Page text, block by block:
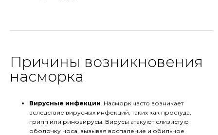
Причины возникновения
насморка
Вирусные инфекции. Насморк часто возникает
вследствие вирусных инфекций, таких как простуда,
грипп или риновирусы. Вирусы атакуют слизистую
оболочку носа, вызывая воспаление и обильное